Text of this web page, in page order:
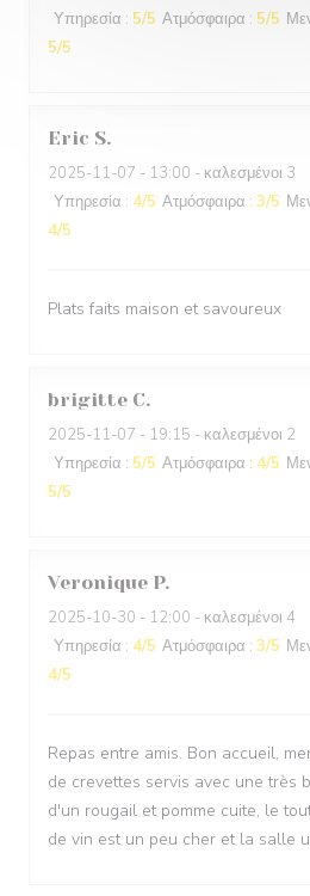
Υπηρεσία : 5/5 Ατμόσφαιρα : 5/5
5/5
Eric S
2025-11-07 - 13:00 - καλεσμένοι 3
Υπηρεσία : 4/5 Ατμόσφαιρα : 3/5
4/5
Plats faits maison et savoureux
brigitte C
2025-11-07 - 19:15 - καλεσμένοι 2
Υπηρεσία : 5/5 Ατμόσφαιρα : 4/5
5/5
Veronique P
2025-10-30 - 12:00 - καλεσμένοι 4
Υπηρεσία : 4/5 Ατμόσφαιρα : 3/5
4/5
Repas entre amis. Bon accueil,
de crevettes servis avec une très
d'un rougail et pomme cuite, le
de vin est un peu cher et la salle